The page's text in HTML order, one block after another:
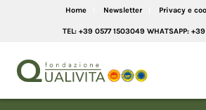
Home Newsletter Privacy e
TEL: +39 0577 1503049 WHATSAPP: